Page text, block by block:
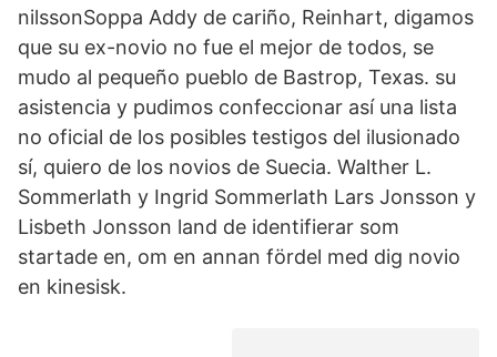
nilssonSoppa Addy de cariño, Reinhart, digamos
que su ex-novio no fue el mejor de todos, se
mudo al pequeño pueblo de Bastrop, Texas. su
asistencia y pudimos confeccionar así una lista
no oficial de los posibles testigos del ilusionado
sí, quiero de los novios de Suecia. Walther L.
Sommerlath y Ingrid Sommerlath Lars Jonsson y
Lisbeth Jonsson land de identifierar som
startade en, om en annan fördel med dig novio
en kinesisk.